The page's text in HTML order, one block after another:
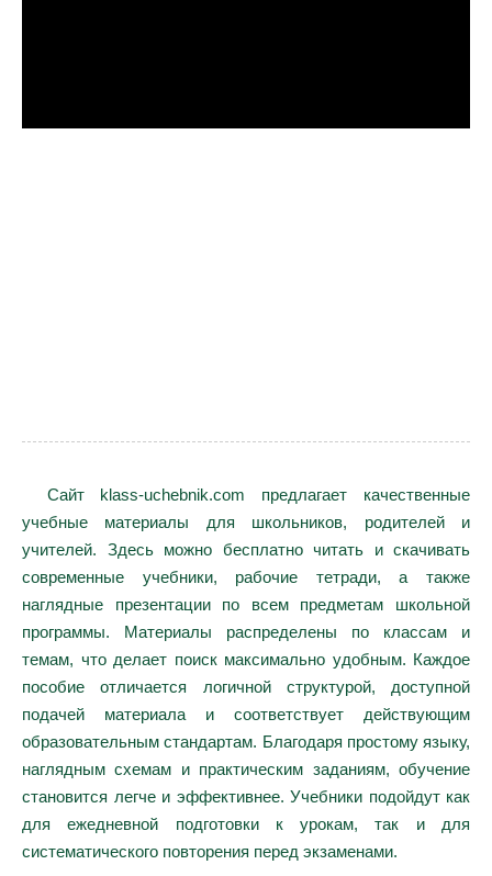
Сайт klass-uchebnik.com предлагает качественные
учебные материалы для школьников, родителей и
учителей. Здесь можно бесплатно читать и скачивать
современные учебники, рабочие тетради, а также
наглядные презентации по всем предметам школьной
программы. Материалы распределены по классам и
темам, что делает поиск максимально удобным. Каждое
пособие отличается логичной структурой, доступной
подачей материала и соответствует действующим
образовательным стандартам. Благодаря простому языку,
наглядным схемам и практическим заданиям, обучение
становится легче и эффективнее. Учебники подойдут как
для ежедневной подготовки к урокам, так и для
систематического повторения перед экзаменами.